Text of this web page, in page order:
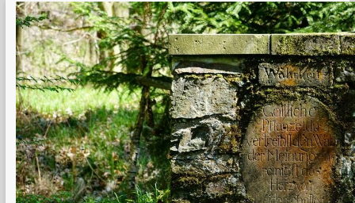
Zum
Inhalt
springen